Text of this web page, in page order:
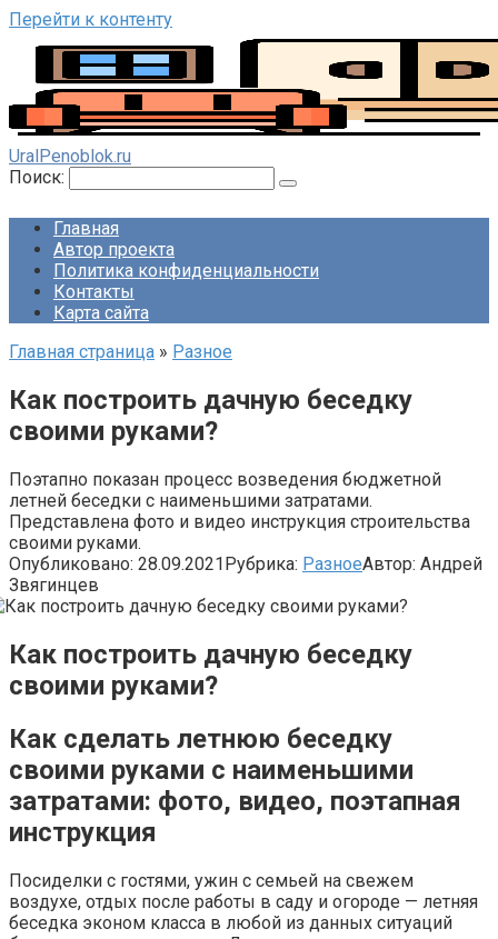
Перейти к контенту
UralPenoblok.ru
Поиск:
Главная
Автор проекта
Политика конфиденциальности
Контакты
Карта сайта
Главная страница » Разное
Как построить дачную беседку
своими руками?
Поэтапно показан процесс возведения бюджетной
летней беседки с наименьшими затратами.
Представлена фото и видео инструкция строительства
своими руками.
Опубликовано: 28.09.2021Рубрика: РазноеАвтор: Андрей
Звягинцев
Как построить дачную беседку
своими руками?
Как сделать летнюю беседку
своими руками с наименьшими
затратами: фото, видео, поэтапная
инструкция
Посиделки с гостями, ужин с семьей на свежем
воздухе, отдых после работы в саду и огороде — летняя
беседка эконом класса в любой из данных ситуаций